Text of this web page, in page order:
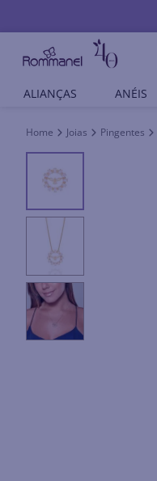
ALIANÇAS ANÉIS
Joias Pingentes